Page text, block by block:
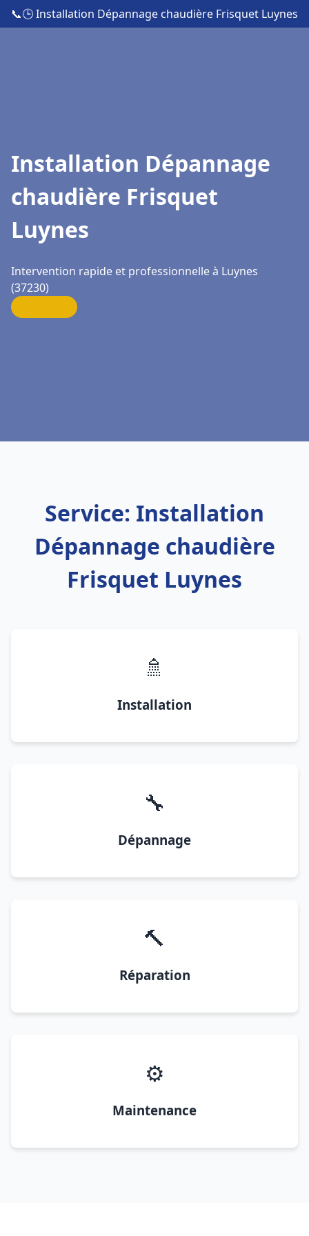
📞🕒 Installation Dépannage chaudière Frisquet Luynes
Installation Dépannage
chaudière Frisquet
Luynes
Intervention rapide et professionnelle à Luynes
(37230)
Service: Installation
Dépannage chaudière
Frisquet Luynes
🚿
Installation
🔧
Dépannage
🔨
Réparation
⚙️
Maintenance